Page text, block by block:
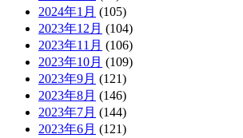
2024年1月 (105)
2023年12月 (104)
2023年11月 (106)
2023年10月 (109)
2023年9月 (121)
2023年8月 (146)
2023年7月 (144)
2023年6月 (121)